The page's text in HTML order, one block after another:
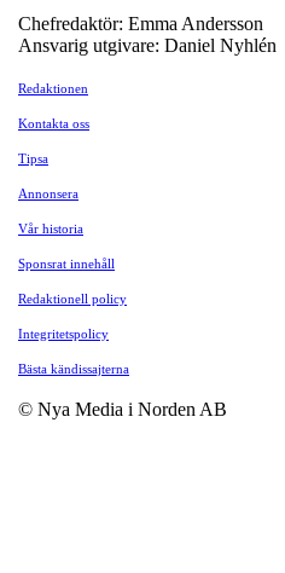
Chefredaktör: Emma Andersson
Ansvarig utgivare: Daniel Nyhlén
Redaktionen
Kontakta oss
Tipsa
Annonsera
Vår historia
Sponsrat innehåll
Redaktionell policy
Integritetspolicy
Bästa kändissajterna
© Nya Media i Norden AB